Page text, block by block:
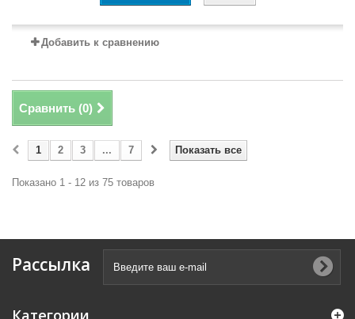
Добавить к сравнению
Сравнить (0)
Показать все
1 2 3 ... 7
Показано 1 - 12 из 75 товаров
Рассылка
Категории